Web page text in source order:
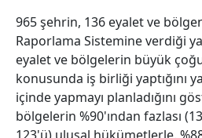
965 şehrin, 136 eyalet ve
Raporlama Sistemine verdiği
eyalet ve bölgelerin büyük
konusunda iş birliği yaptığını
içinde yapmayı planladığını
bölgelerin %90'ından fazlası